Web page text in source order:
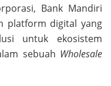
Bank Mandiri
platform digital yang
untuk ekosistem
sebuah Wholesale